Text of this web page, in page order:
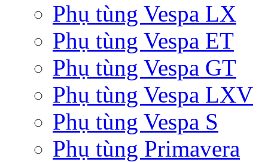
Phụ tùng Vespa LX
Phụ tùng Vespa ET
Phụ tùng Vespa GT
Phụ tùng Vespa LXV
Phụ tùng Vespa S
Phụ tùng Primavera